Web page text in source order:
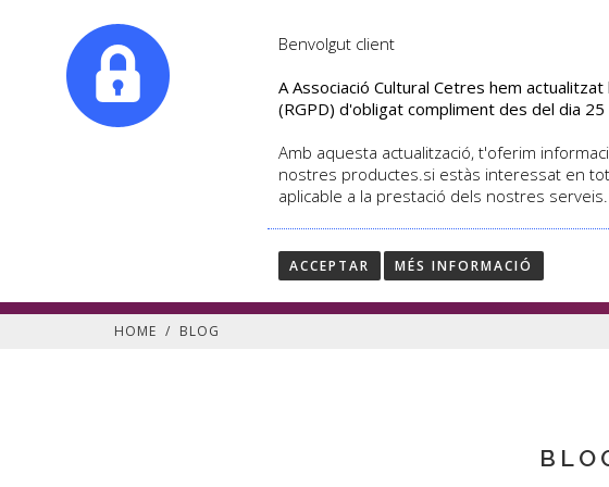
EL
Segueix les últimes notícies
Blog de Cultural Cetres
HOME / BLOG
Benvolgut client
A Associació Cultural Cetres hem
(RGPD) d'obligat compliment des del dia
Amb aquesta actualització, t'oferim
nostres productes.si estàs interessat en
aplicable a la prestació dels nostres serveis.
ACCEPTAR MÉS INFORMACIÓ